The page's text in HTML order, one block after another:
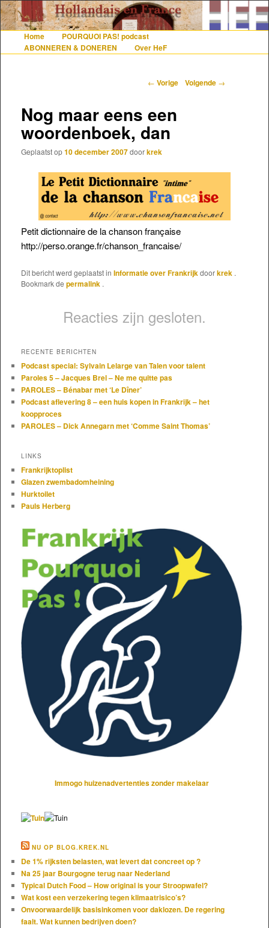
De gezelligste website voor Nederlanders die iets met Frankrijk hebben
HoofdmenuSpring naar de primaire inhoud
Spring naar de secundaire inhoud
Home
POURQUOI PAS! podcast
ABONNEREN & DONEREN
Over HeF
Berichtnavigatie
← Vorige Volgende →
Nog maar eens een
woordenboek, dan
Geplaatst op10 december 2007doorkrek
Petit dictionnaire de la chanson française
http://perso.orange.fr/chanson_francaise/
Dit bericht werd geplaatst in Informatie over Frankrijkdoorkrek .
Bookmark de permalink .
Reacties zijn gesloten.
RECENTE BERICHTEN
Podcast special: Sylvain Lelarge van Talen voor talent
Paroles 5 – Jacques Brel – Ne me quitte pas
PAROLES – Bénabar met ‘Le Dîner’
Podcast aflevering 8 – een huis kopen in Frankrijk – het
koopproces
PAROLES – Dick Annegarn met ‘Comme Saint Thomas’
LINKS
Frankrijktoplist
Glazen zwembadomheining
Hurktoilet
Pauls Herberg
Immogo huizenadvertenties zonder makelaar
NU OP BLOG.KREK.NL
De 1% rijksten belasten, wat levert dat concreet op ?
Na 25 jaar Bourgogne terug naar Nederland
Typical Dutch Food – How original is your Stroopwafel?
Wat kost een verzekering tegen klimaatrisico’s?
Onvoorwaardelijk basisinkomen voor daklozen. De regering
faalt. Wat kunnen bedrijven doen?